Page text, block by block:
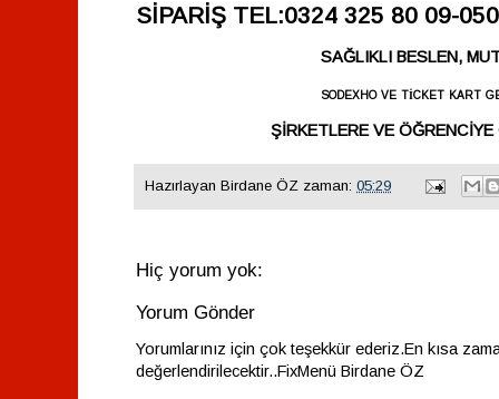
SİPARİŞ TEL:0324 325 80 09-
SAĞLIKLI BESLEN,
sodexho ve ticket kart
ŞİRKETLERE VE
Hazırlayan Birdane ÖZ zaman: 05:29
Hiç yorum yok:
Yorum Gönder
Yorumlarınız için çok teşekkür ederiz.En kısa
değerlendirilecektir..FixMenü Birdane ÖZ